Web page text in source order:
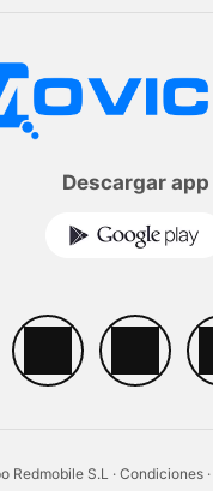
Descargar app
Redmobile S.L · Condiciones ·